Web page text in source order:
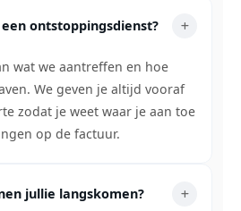
ontstoppingsdienst?
wat we aantreffen en hoe
We geven je altijd vooraf
zodat je weet waar je aan toe
op de factuur.
jullie langskomen?